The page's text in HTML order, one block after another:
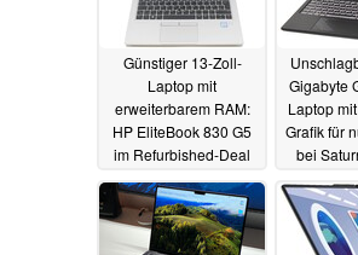
Günstiger 13-Zoll-
Laptop mit
erweiterbarem RAM:
HP EliteBook 830 G5
im Refurbished-Deal
06.02.2024
Gigabyte
Laptop
Grafik für
bei